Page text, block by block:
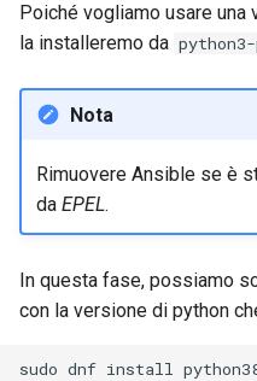
Poiché vogliamo usare
la installeremo da
Nota
Rimuovere Ansible se è
da EPEL.
In questa fase, possiamo
con la versione di python
sudo dnf install